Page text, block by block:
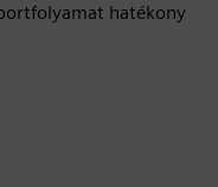
hatékony